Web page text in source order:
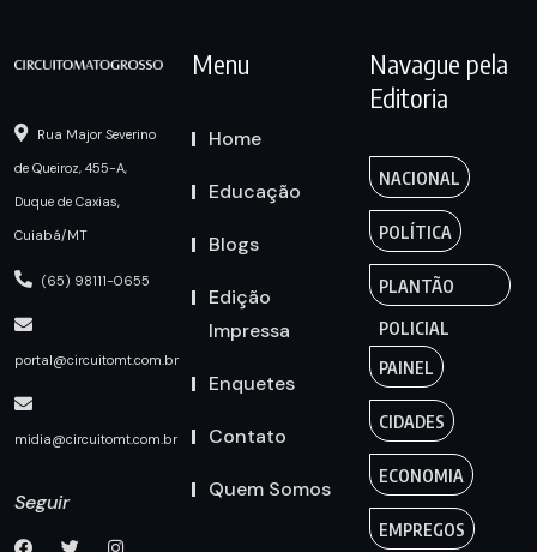
Rua Major Severino
de Queiroz, 455-A,
Duque de Caxias,
Cuiabá/MT
(65) 98111-0655
portal@circuitomt.com.br
midia@circuitomt.com.br
Seguir
Menu
Home
Educação
Blogs
Edição
Impressa
Enquetes
Contato
Quem Somos
Navague pela
Editoria
NACIONAL
POLÍTICA
PLANTÃO
POLICIAL
PAINEL
CIDADES
ECONOMIA
EMPREGOS